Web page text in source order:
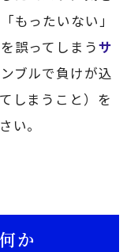
もったいない」
誤ってしまうサ
ブルで負けが込
しまうこと）を
い。
か